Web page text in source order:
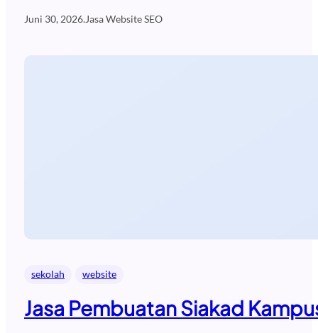
Juni 30, 2026.Jasa Website SEO
sekolah website
Jasa Pembuatan Siakad